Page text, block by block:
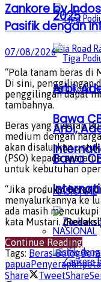
Arbi,
Bawa
NASIONAL
2025
Arbi,
Bawa
NASIONAL
Zankore by
Pasifik dengan
07/08/2026
“Pola tanam beras di
Di sini, penggilingan
penggilingan dapat
tambahnya.
Beras yang diserap
medium dengan
akan disalurkan
(PSO) kepada
untuk kebutuhan
“Jika produksi beras
menyalurkannya ke
ada masih
kata Mustari.
Continue Reading
Tags: Beras Bulog
papuaPenyerapan
Share
TweetShare